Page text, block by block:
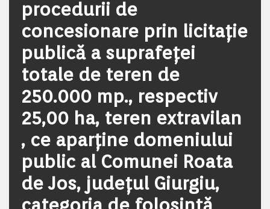
procedurii de
concesionare prin licitaţie
publică a suprafeței
totale de teren de
250.000 mp., respectiv
25,00 ha, teren extravilan
, ce aparţine domeniului
public al Comunei Roata
de Jos, județul Giurgiu,